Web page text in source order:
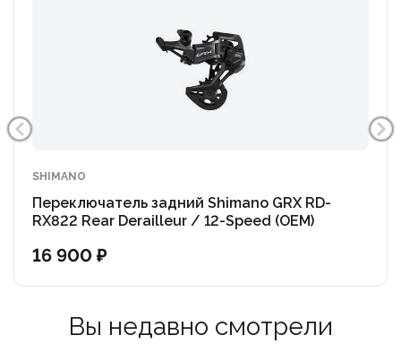
SHIMANO
Переключатель задний Shimano GRX RD-
RX822 Rear Derailleur / 12-Speed (OEM)
16 900 ₽
Вы недавно смотрели